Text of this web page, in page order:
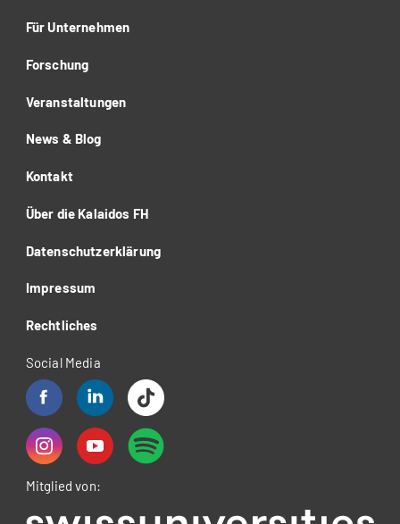
Für Unternehmen
Forschung
Veranstaltungen
News & Blog
Kontakt
Über die Kalaidos FH
Datenschutzerklärung
Impressum
Rechtliches
Social Media
Mitglied von: